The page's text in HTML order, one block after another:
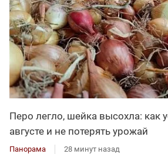
Перо легло, шейка высохла: как
августе и не потерять урожай
Панорама 28 минут назад